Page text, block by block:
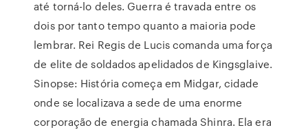
até torná-lo deles. Guerra é travada entre os
dois por tanto tempo quanto a maioria pode
lembrar. Rei Regis de Lucis comanda uma força
de elite de soldados apelidados de Kingsglaive.
Sinopse: História começa em Midgar, cidade
onde se localizava a sede de uma enorme
corporação de energia chamada Shinra. Ela era